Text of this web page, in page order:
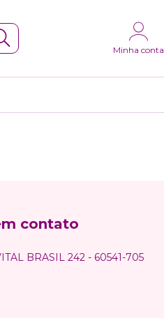
Minha conta
contato
BRASIL 242 - 60541-705